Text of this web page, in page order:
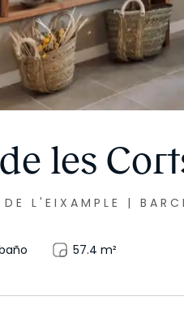
les
L'EIXAMPLE |
57.4 m²